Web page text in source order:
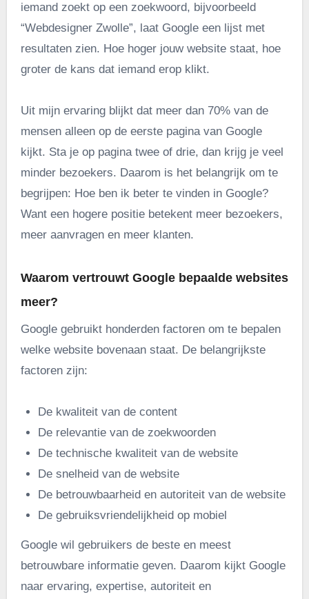
iemand zoekt op een zoekwoord, bijvoorbeeld
“Webdesigner Zwolle”, laat Google een lijst met
resultaten zien. Hoe hoger jouw website staat, hoe
groter de kans dat iemand erop klikt.
Uit mijn ervaring blijkt dat meer dan 70% van de
mensen alleen op de eerste pagina van Google
kijkt. Sta je op pagina twee of drie, dan krijg je veel
minder bezoekers. Daarom is het belangrijk om te
begrijpen: Hoe ben ik beter te vinden in Google?
Want een hogere positie betekent meer bezoekers,
meer aanvragen en meer klanten.
Waarom vertrouwt Google bepaalde websites
meer?
Google gebruikt honderden factoren om te bepalen
welke website bovenaan staat. De belangrijkste
factoren zijn:
De kwaliteit van de content
De relevantie van de zoekwoorden
De technische kwaliteit van de website
De snelheid van de website
De betrouwbaarheid en autoriteit van de website
De gebruiksvriendelijkheid op mobiel
Google wil gebruikers de beste en meest
betrouwbare informatie geven. Daarom kijkt Google
naar ervaring, expertise, autoriteit en